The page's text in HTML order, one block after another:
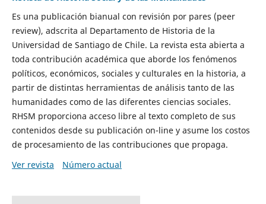
Es una publicación bianual con revisión por pares (peer
review), adscrita al Departamento de Historia de la
Universidad de Santiago de Chile. La revista esta abierta a
toda contribución académica que aborde los fenómenos
políticos, económicos, sociales y culturales en la historia, a
partir de distintas herramientas de análisis tanto de las
humanidades como de las diferentes ciencias sociales.
RHSM proporciona acceso libre al texto completo de sus
contenidos desde su publicación on-line y asume los costos
de procesamiento de las contribuciones que propaga.
Ver revista
Número actual